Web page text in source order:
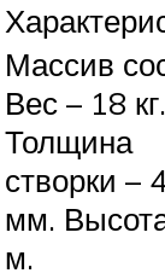
Массив
Вес – 18 кг.
Толщина
створки –
мм.
м.